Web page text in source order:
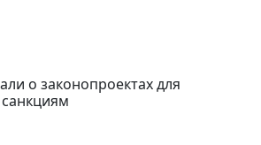
о законопроектах для